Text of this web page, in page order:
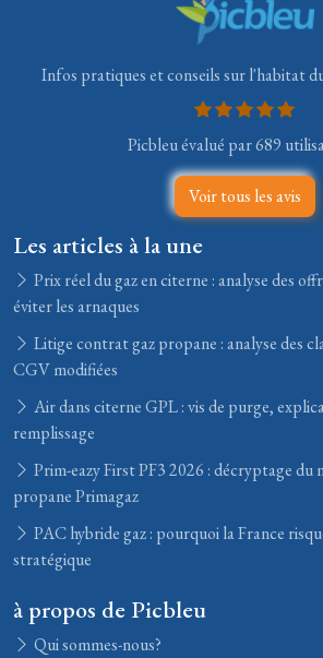
Infos pratiques et conseils sur l'habitat
Picbleu évalué par 689
Voir tous les avis
Les articles à la une
Prix réel du gaz en citerne : analyse des
éviter les arnaques
Litige contrat gaz propane : analyse des
CGV modifiées
Air dans citerne GPL : vis de purge,
remplissage
Prim-eazy First PF3 2026 : décryptage du
propane Primagaz
PAC hybride gaz : pourquoi la France
stratégique
à propos de Picbleu
Qui sommes-nous?